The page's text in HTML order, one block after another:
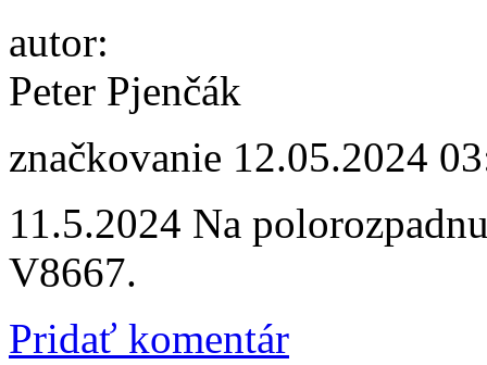
autor:
Peter Pjenčák
značkovanie 12.05.2024
11.5.2024 Na
V8667.
Pridať komentár